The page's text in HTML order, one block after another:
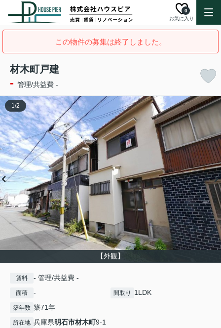
お気に入り
0
この物件の募集は終了しました。
材木町戸建
- 管理/共益費 -
【外観】
1/2
賃料 - 管理/共益費 -
面積 - 間取り 1LDK
築年数 築71年
所在地 兵庫県明石市材木町9-1